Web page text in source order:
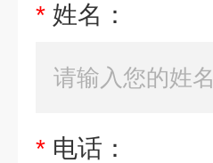
* 姓名：
* 电话：